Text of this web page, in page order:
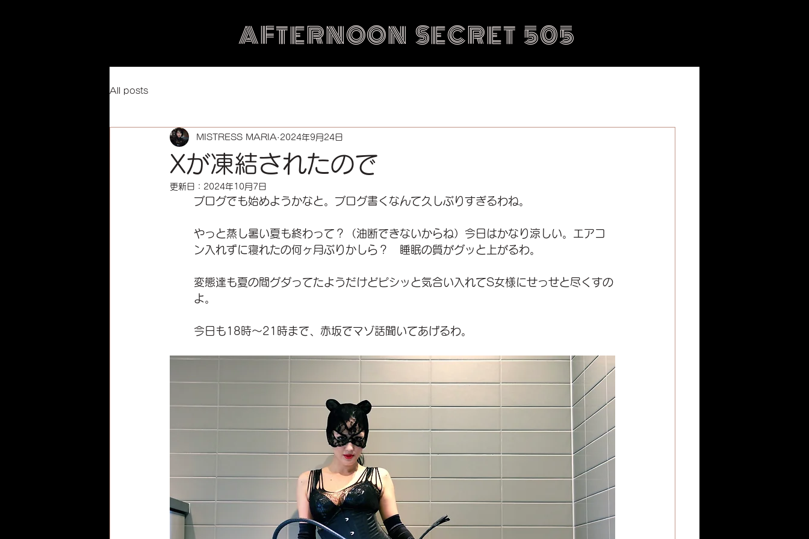
AFTERNOON SECRET 505
All posts
Xが凍結されたので
MISTRESS MARIA 2024年9月24日
更新日： 2024年10月7日
ブログでも始めようかなと。ブログ書くなんて久しぶりすぎるわね。
やっと蒸し暑い夏も終わって？（油断できないからね）今日はかなり涼しい。エアコ
ン入れずに寝れたの何ヶ月ぶりかしら？　睡眠の質がグッと上がるわ。
変態達も夏の間グダってたようだけどピシッと気合い入れてS女様にせっせと尽くすの
よ。
今日も18時〜21時まで、赤坂でマゾ話聞いてあげるわ。